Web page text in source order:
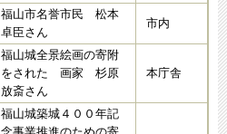
福山市名誉市民 松本
卓臣さん
市内
福山城全景絵画の寄附
をされた 画家 杉原
放斎さん
本庁舎
福山城築城４００年記